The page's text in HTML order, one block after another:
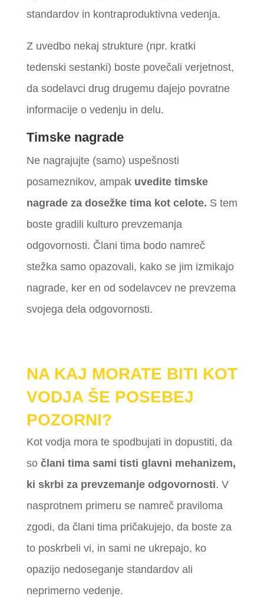
standardov in kontraproduktivna vedenja.
Z uvedbo nekaj strukture (npr. kratki
tedenski sestanki) boste povečali verjetnost,
da sodelavci drug drugemu dajejo povratne
informacije o vedenju in delu.
Timske nagrade
Ne nagrajujte (samo) uspešnosti
posameznikov, ampak uvedite timske
nagrade za dosežke tima kot celote. S tem
boste gradili kulturo prevzemanja
odgovornosti. Člani tima bodo namreč
stežka samo opazovali, kako se jim izmikajo
nagrade, ker en od sodelavcev ne prevzema
svojega dela odgovornosti.
NA KAJ MORATE BITI KOT
VODJA ŠE POSEBEJ
POZORNI?
Kot vodja mora te spodbujati in dopustiti, da
so člani tima sami tisti glavni mehanizem,
ki skrbi za prevzemanje odgovornosti. V
nasprotnem primeru se namreč praviloma
zgodi, da člani tima pričakujejo, da boste za
to poskrbeli vi, in sami ne ukrepajo, ko
opazijo nedoseganje standardov ali
neprimerno vedenje.